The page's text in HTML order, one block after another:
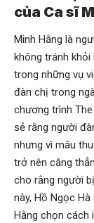
của Ca sĩ
Minh Hằng là
không tránh
trong những vụ
đàn chị trong
chương trình
sẻ rằng người
nhưng vì mâu
trở nên căng
cho rằng người
này, Hồ Ngọc
Hằng chọn cách